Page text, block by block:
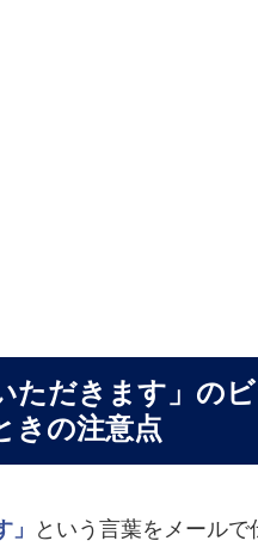
ただきます」の
きの注意点
という言葉をメールで